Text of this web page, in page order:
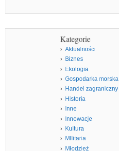
Kategorie
Aktualności
Biznes
Ekologia
Gospodarka morska
Handel zagraniczny
Historia
Inne
Innowacje
Kultura
MIlitaria
Młodzież